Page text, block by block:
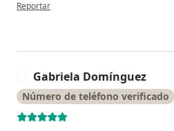
Reportar
Gabriela Domínguez
Número de teléfono verificado